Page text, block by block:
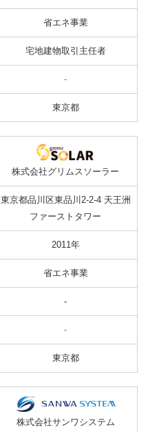
省エネ事業
宅地建物取引主任者
-
東京都
株式会社グリムスソーラー
東京都品川区東品川2-2-4 天王洲
ファーストタワー
2011年
省エネ事業
-
-
東京都
株式会社サンワシステム